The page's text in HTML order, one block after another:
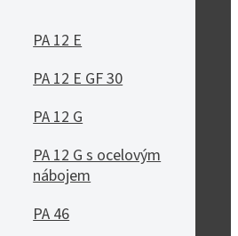
PA 12 E
PA 12 E GF 30
PA 12 G
PA 12 G s ocelovým
nábojem
PA 46